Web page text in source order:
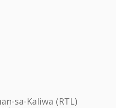
sa-Kaliwa (RTL)